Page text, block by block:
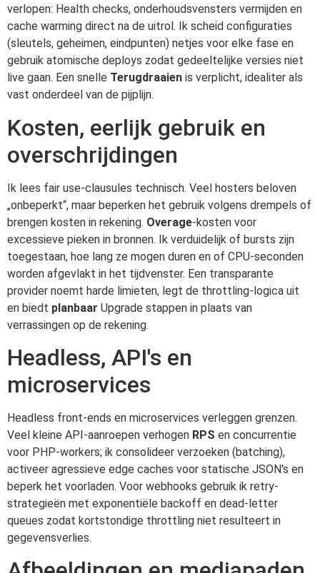
verlopen: Health checks, onderhoudsvensters vermijden en
cache warming direct na de uitrol. Ik scheid configuraties
(sleutels, geheimen, eindpunten) netjes voor elke fase en
gebruik atomische deploys zodat gedeeltelijke versies niet
live gaan. Een snelle Terugdraaien is verplicht, idealiter als
vast onderdeel van de pijplijn.
Kosten, eerlijk gebruik en
overschrijdingen
Ik lees fair use-clausules technisch. Veel hosters beloven
„onbeperkt“, maar beperken het gebruik volgens drempels of
brengen kosten in rekening. Overage-kosten voor
excessieve pieken in bronnen. Ik verduidelijk of bursts zijn
toegestaan, hoe lang ze mogen duren en of CPU-seconden
worden afgevlakt in het tijdvenster. Een transparante
provider noemt harde limieten, legt de throttling-logica uit
en biedt planbaar Upgrade stappen in plaats van
verrassingen op de rekening.
Headless, API's en
microservices
Headless front-ends en microservices verleggen grenzen.
Veel kleine API-aanroepen verhogen RPS en concurrentie
voor PHP-workers; ik consolideer verzoeken (batching),
activeer agressieve edge caches voor statische JSON's en
beperk het voorladen. Voor webhooks gebruik ik retry-
strategieën met exponentiële backoff en dead-letter
queues zodat kortstondige throttling niet resulteert in
gegevensverlies.